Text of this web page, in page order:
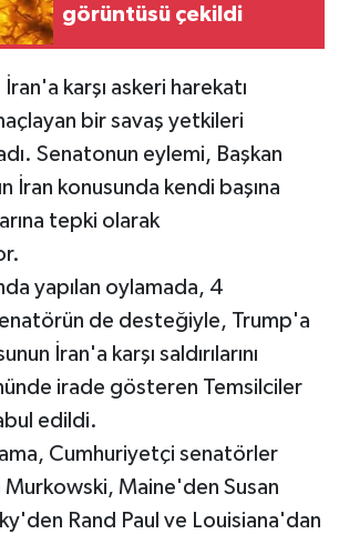
görüntüsü çekildi
karşı askeri harekatı
bir savaş yetkileri
Senatonun eylemi, Başkan
İran konusunda kendi başına
tepki olarak
yapılan oylamada, 4
de desteğiyle, Trump'a
İran'a karşı saldırılarını
irade gösteren Temsilciler
edildi.
Cumhuriyetçi senatörler
Murkowski, Maine'den Susan
Rand Paul ve Louisiana'dan